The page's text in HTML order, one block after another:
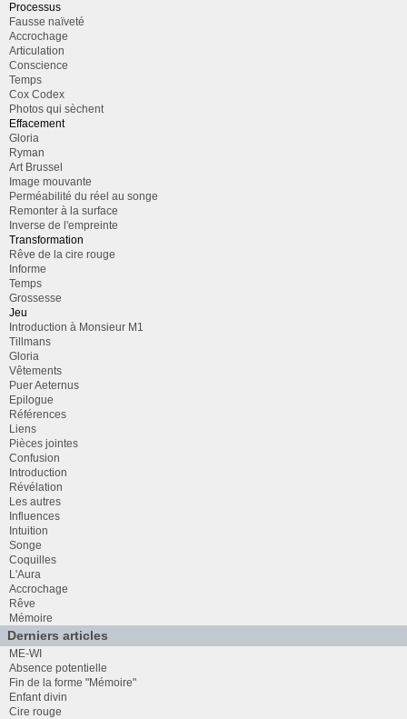
Processus
Fausse naïveté
Accrochage
Articulation
Conscience
Temps
Cox Codex
Photos qui sèchent
Effacement
Gloria
Ryman
Art Brussel
Image mouvante
Perméabilité du réel au songe
Remonter à la surface
Inverse de l'empreinte
Transformation
Rêve de la cire rouge
Informe
Temps
Grossesse
Jeu
Introduction à Monsieur M1
Tillmans
Gloria
Vêtements
Puer Aeternus
Epilogue
Références
Liens
Pièces jointes
Confusion
Introduction
Révélation
Les autres
Influences
Intuition
Songe
Coquilles
L'Aura
Accrochage
Rêve
Mémoire
Derniers articles
ME-WI
Absence potentielle
Fin de la forme "Mémoire"
Enfant divin
Cire rouge